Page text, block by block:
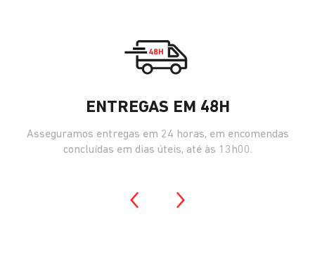
ENTREGAS EM 48H
Asseguramos entregas em 24 horas, em encomendas
concluídas em dias úteis, até às 13h00.